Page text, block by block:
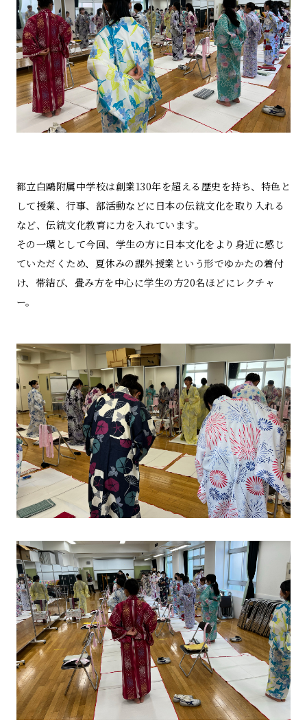
都立白鷗附属中学校は創業130年を超える歴史を持ち、特色と
して授業、行事、部活動などに日本の伝統文化を取り入れる
など、伝統文化教育に力を入れています。
その一環として今回、学生の方に日本文化をより身近に感じ
ていただくため、夏休みの課外授業という形でゆかたの着付
け、帯結び、畳み方を中心に学生の方20名ほどにレクチャ
ー。